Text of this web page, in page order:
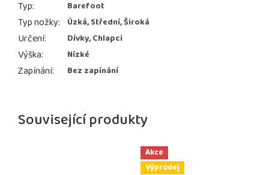
Související produkty
Akce
Výprodej
Typ: Barefoot
Typ nožky: Úzká, Střední, Široká
Určení: Dívky, Chlapci
Výška: Nízké
Zapínání: Bez zapínání